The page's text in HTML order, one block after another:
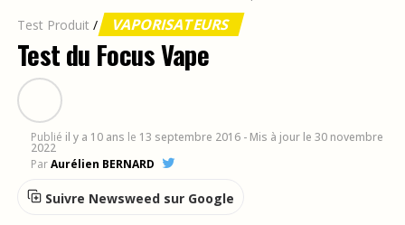
Test Produit / VAPORISATEURS
Test du Focus Vape
Publié il y a 10 ans le 13 septembre 2016 - Mis à jour le 30 novembre
2022
ParAurélien BERNARD
Suivre Newsweed sur Google